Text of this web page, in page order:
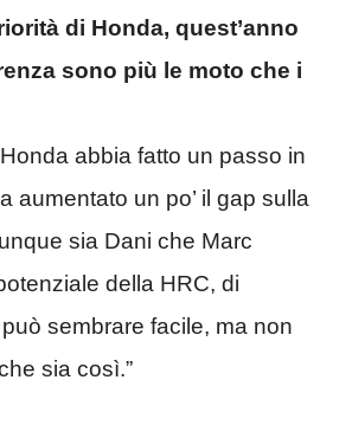
di Honda, quest’anno
sono più le moto che i
abbia fatto un passo in
aumentato un po’ il gap sulla
sia Dani che Marc
della HRC, di
sembrare facile, ma non
sia così.”